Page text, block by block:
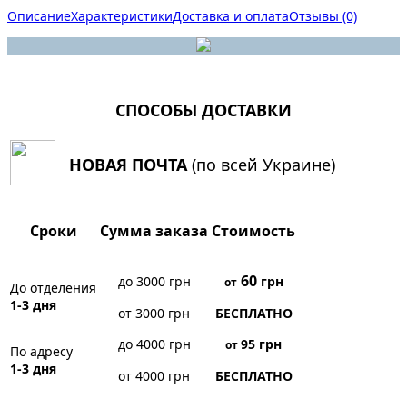
ОписаниеХарактеристикиДоставка и оплатаОтзывы (0)
СПОСОБЫ ДОСТАВКИ
НОВАЯ ПОЧТА (по всей Украине)
Сроки Сумма заказа Стоимость
До отделения
1-3 дня
до 3000 грн от60грн
от 3000 грн
БЕСПЛАТНО
По адресу
1-3 дня
до 4000 грн от95 грн
от 4000 грн
БЕСПЛАТНО